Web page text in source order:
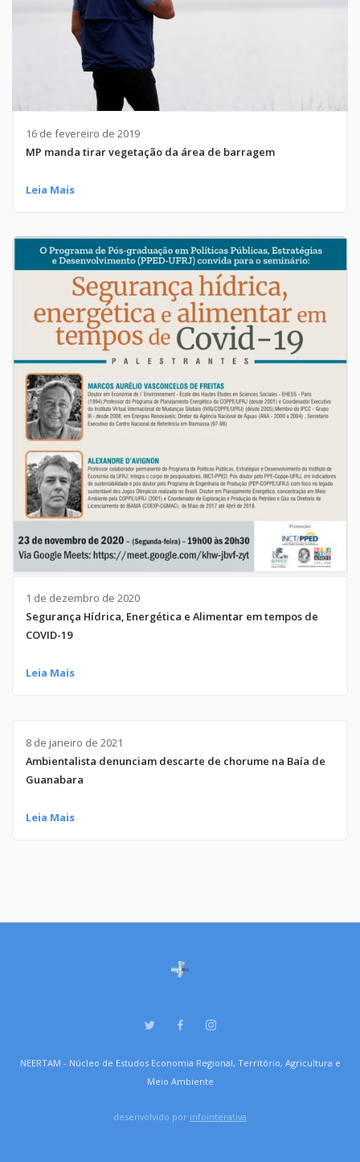
16 de fevereiro de 2019
MP manda tirar vegetação da área de barragem
Leia Mais
1 de dezembro de 2020
Segurança Hídrica, Energética e Alimentar em tempos de
COVID-19
Leia Mais
8 de janeiro de 2021
Ambientalista denunciam descarte de chorume na Baía de
Guanabara
Leia Mais
NEERTAM - Núcleo de Estudos Economia Regional, Território, Agricultura e
Meio Ambiente
desenvolvido por infointerativa